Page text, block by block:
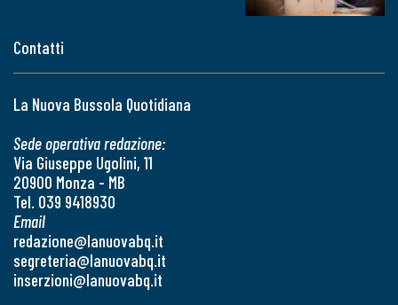
Contatti
La Nuova Bussola Quotidiana
Sede operativa redazione:
Via Giuseppe Ugolini, 11
20900 Monza - MB
Tel. 039 9418930
Email
redazione@lanuovabq.it
segreteria@lanuovabq.it
inserzioni@lanuovabq.it